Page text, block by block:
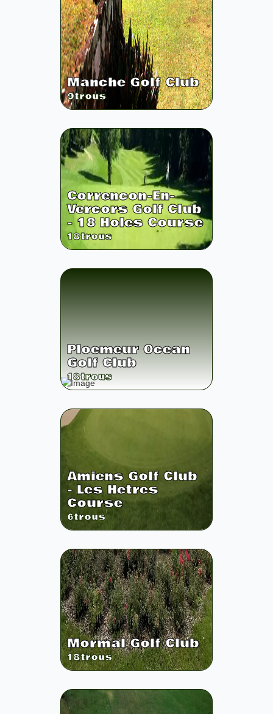
Manche Golf Club
9trous
Correncon-En-
Vercors Golf Club
- 18 Holes Course
18trous
Ploemeur Ocean
Golf Club
18trous
Amiens Golf Club
- Les Hetres
Course
6trous
Mormal Golf Club
18trous